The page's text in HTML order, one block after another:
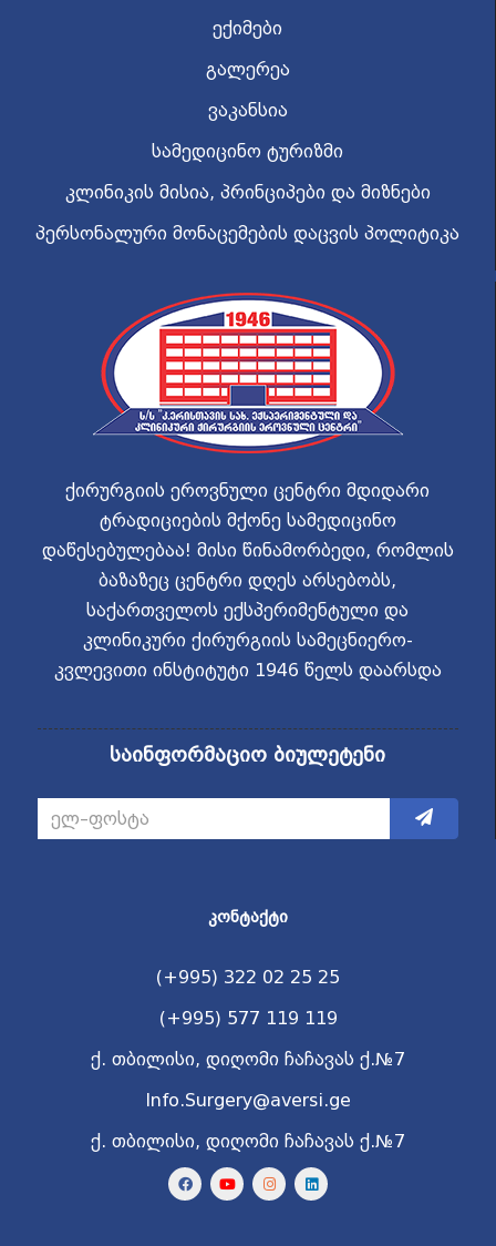
ექიმები
გალერეა
ვაკანსია
სამედიცინო ტურიზმი
კლინიკის მისია, პრინციპები და მიზნები
პერსონალური მონაცემების დაცვის პოლიტიკა
ქირურგიის ეროვნული ცენტრი მდიდარი
ტრადიციების მქონე სამედიცინო
დაწესებულებაა! მისი წინამორბედი, რომლის
ბაზაზეც ცენტრი დღეს არსებობს,
საქართველოს ექსპერიმენტული და
კლინიკური ქირურგიის სამეცნიერო-
კვლევითი ინსტიტუტი 1946 წელს დაარსდა
საინფორმაციო ბიულეტენი
ᲙᲝᲜᲢᲐᲥᲢᲘ
(+995) 322 02 25 25
(+995) 577 119 119
ქ. თბილისი, დიღომი ჩაჩავას ქ.№7
Info.Surgery@aversi.ge
ქ. თბილისი, დიღომი ჩაჩავას ქ.№7